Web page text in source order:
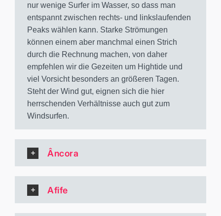
nur wenige Surfer im Wasser, so dass man
entspannt zwischen rechts- und linkslaufenden
Peaks wählen kann. Starke Strömungen
können einem aber manchmal einen Strich
durch die Rechnung machen, von daher
empfehlen wir die Gezeiten um Hightide und
viel Vorsicht besonders an größeren Tagen.
Steht der Wind gut, eignen sich die hier
herrschenden Verhältnisse auch gut zum
Windsurfen.
Âncora
Afife